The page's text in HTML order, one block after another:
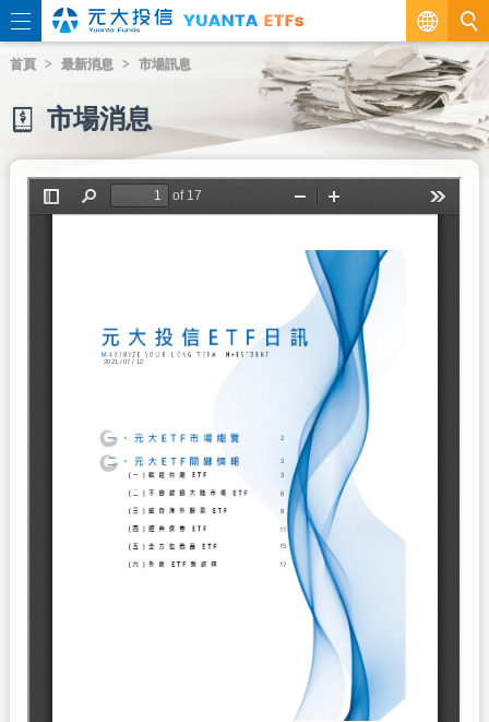
繁
EN
首頁 最新消息 市場訊息
市場消息